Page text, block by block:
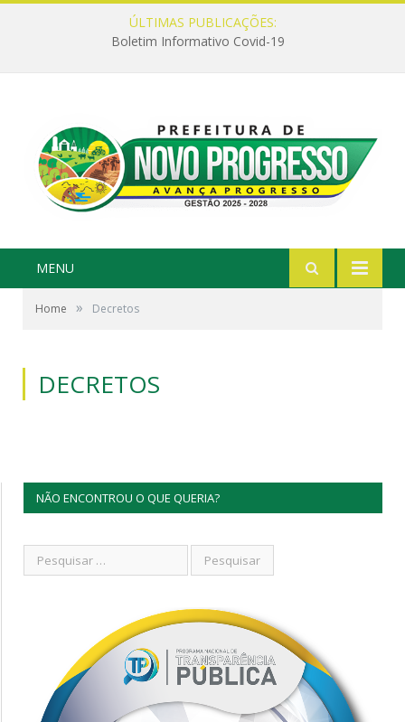
ÚLTIMAS PUBLICAÇÕES:
Boletim Informativo Covid-19
MENU
Home » Decretos
DECRETOS
NÃO ENCONTROU O QUE QUERIA?